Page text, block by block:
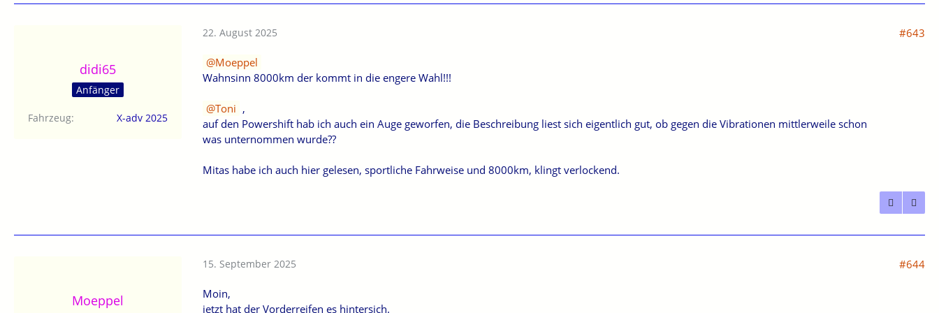
https://www.mopedreifen.de/Mot…?id=2817#productDescModal
didi65
Anfänger
Fahrzeug X-adv 2025
22. August 2025 #643
Moeppel
Wahnsinn 8000km der kommt in die engere Wahl!!!
Toni ,
auf den Powershift hab ich auch ein Auge geworfen, die Beschreibung liest sich eigentlich gut, ob gegen die Vibrationen mittlerweile schon
was unternommen wurde??
Mitas habe ich auch hier gelesen, sportliche Fahrweise und 8000km, klingt verlockend.
Moeppel
15. September 2025 #644
Moin,
jetzt hat der Vorderreifen es hintersich.